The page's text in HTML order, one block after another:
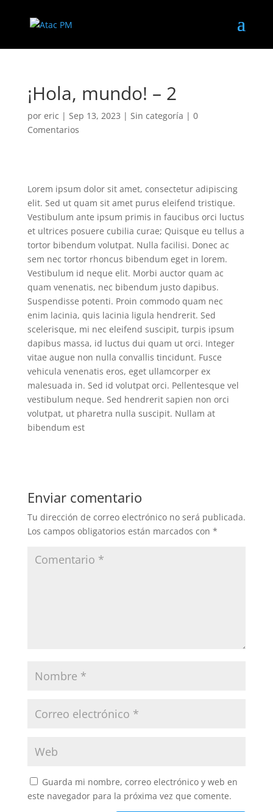
¡Hola, mundo! – 2
por eric | Sep 13, 2023 | Sin categoría | 0
Comentarios
Lorem ipsum dolor sit amet, consectetur adipiscing
elit. Sed ut quam sit amet purus eleifend tristique.
Vestibulum ante ipsum primis in faucibus orci luctus
et ultrices posuere cubilia curae; Quisque eu tellus a
tortor bibendum volutpat. Nulla facilisi. Donec ac
sem nec tortor rhoncus bibendum eget in lorem.
Vestibulum id neque elit. Morbi auctor quam ac
quam venenatis, nec bibendum justo dapibus.
Suspendisse potenti. Proin commodo quam nec
enim lacinia, quis lacinia ligula hendrerit. Sed
scelerisque, mi nec eleifend suscipit, turpis ipsum
dapibus massa, id luctus dui quam ut orci. Integer
vitae augue non nulla convallis tincidunt. Fusce
vehicula venenatis eros, eget ullamcorper ex
malesuada in. Sed id volutpat orci. Pellentesque vel
vestibulum neque. Sed hendrerit sapien non orci
volutpat, ut pharetra nulla suscipit. Nullam at
bibendum est
Enviar comentario
Tu dirección de correo electrónico no será publicada.
Los campos obligatorios están marcados con *
Guarda mi nombre, correo electrónico y web en
este navegador para la próxima vez que comente.